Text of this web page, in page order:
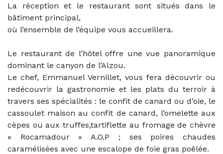
La réception et le restaurant sont situés dans le
bâtiment principal,
où l’ensemble de l’équipe vous accueillera.
Le restaurant de l’hôtel offre une vue panoramique
dominant le canyon de l’Alzou.
Le chef, Emmanuel Vernillet, vous fera découvrir ou
redécouvrir la gastronomie et les plats du terroir à
travers ses spécialités : le confit de canard ou d’oie, le
cassoulet maison au confit de canard, l’omelette aux
cèpes ou aux truffes,tartiflette au fromage de chèvre
« Rocamadour » A.O.P ; ses poires chaudes
caramélisées avec une escalope de foie gras poêlée.